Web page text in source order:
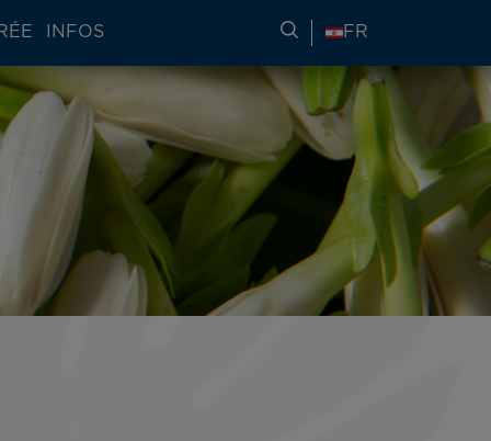
INFOS RECHERCHER DES
FR